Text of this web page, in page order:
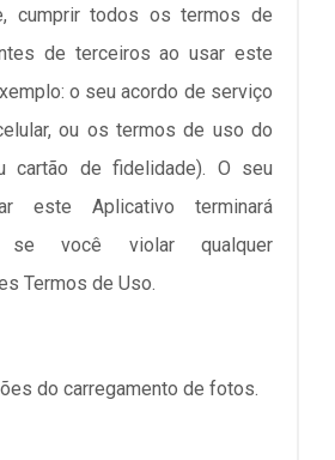
cumprir todos os termos de
de terceiros ao usar este
o seu acordo de serviço
ou os termos de uso do
cartão de fidelidade). O seu
este Aplicativo terminará
se você violar qualquer
Termos de Uso.
do carregamento de fotos.